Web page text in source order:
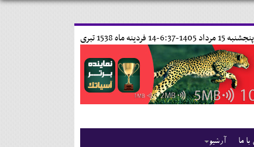
14 فردينه ماه 1538 تبری پنجشنبه 15 مرداد 1405-6:37-
آرشیو ما